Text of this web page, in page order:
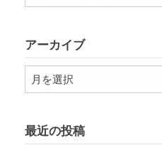
ー
アーカイブ
ア
ー
ブ
最近の投稿